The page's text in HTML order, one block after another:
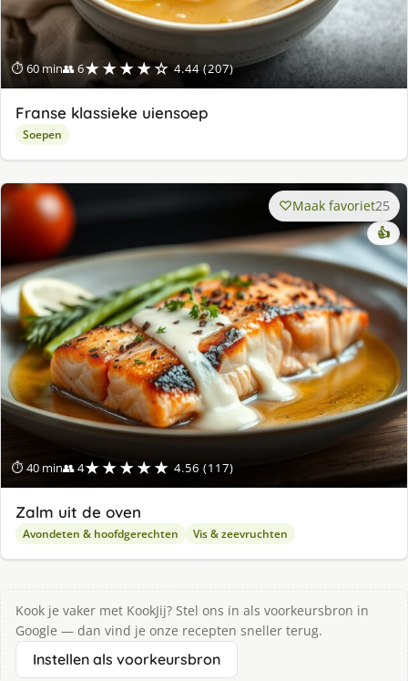
⏱ 60 min👥 6★★★★☆ 4.44 (207)
Franse klassieke uiensoep
Soepen
⏱ 40 min👥 4★★★★★ 4.56 (117)
Maak favoriet25
👍
Zalm uit de oven
Avondeten & hoofdgerechten Vis & zeevruchten
Kook je vaker met KookJij? Stel ons in als voorkeursbron in
Google — dan vind je onze recepten sneller terug.
Instellen als voorkeursbron